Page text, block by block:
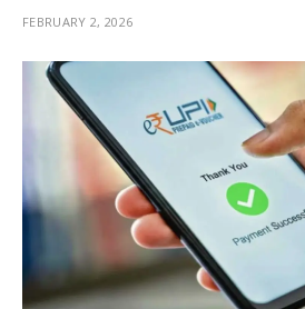
FEBRUARY 2, 2026